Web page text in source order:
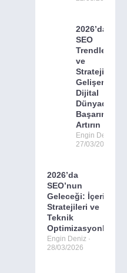
2026’da
SEO
Trendleri
ve
Stratejileri:
Gelişen
Dijital
Dünyada
Başarınızı
Artırın
Engin Deniz
27/03/2026
2026’da
SEO’nun
Geleceği: İçerik
Stratejileri ve
Teknik
Optimizasyonlar.
Engin Deniz
28/03/2026